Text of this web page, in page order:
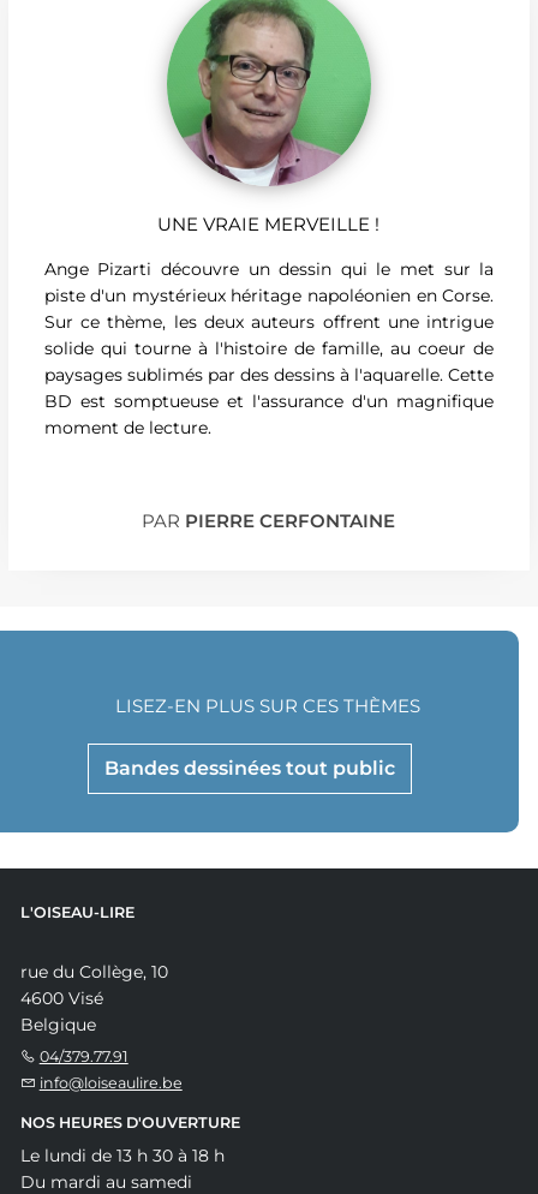
UNE VRAIE MERVEILLE !
Ange Pizarti découvre un dessin qui le met sur la
piste d'un mystérieux héritage napoléonien en Corse.
Sur ce thème, les deux auteurs offrent une intrigue
solide qui tourne à l'histoire de famille, au coeur de
paysages sublimés par des dessins à l'aquarelle. Cette
BD est somptueuse et l'assurance d'un magnifique
moment de lecture.
PAR PIERRE CERFONTAINE
Bandes dessinées tout public
LISEZ-EN PLUS SUR CES THÈMES
L'OISEAU-LIRE
rue du Collège, 10
4600 Visé
Belgique
04/379.77.91
info@loiseaulire.be
NOS HEURES D'OUVERTURE
Le lundi de 13 h 30 à 18 h
Du mardi au samedi